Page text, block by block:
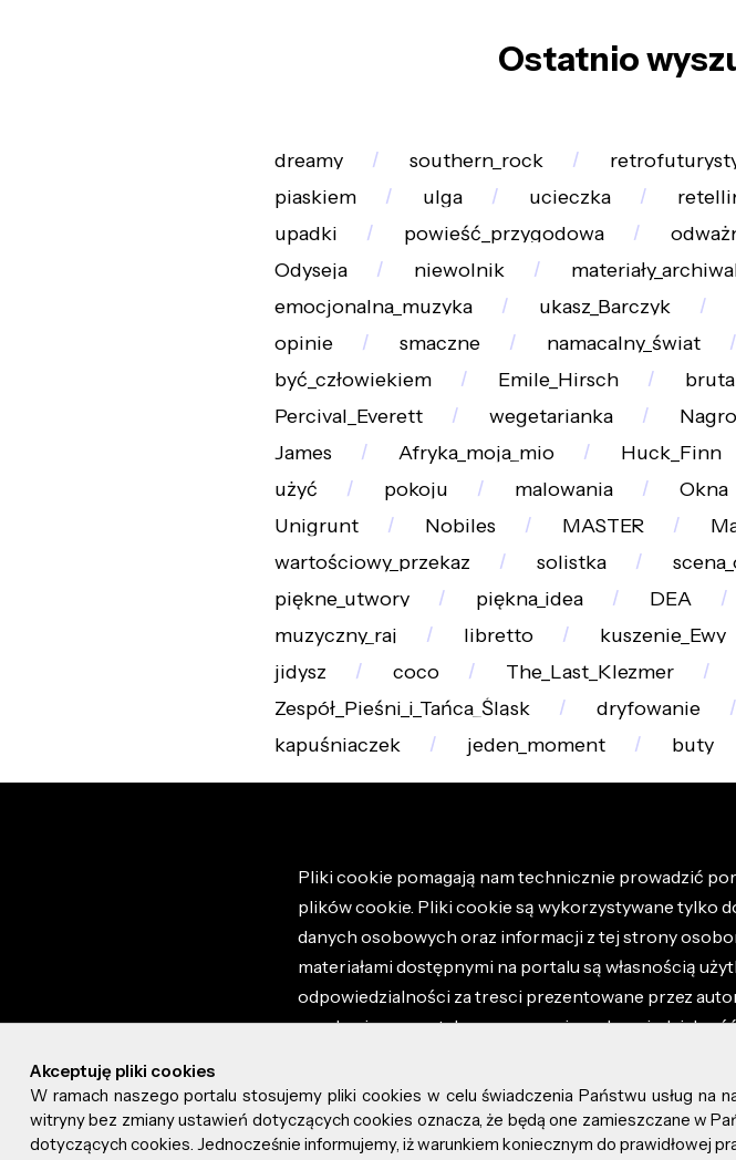
Ostatnio
dreamy southern_rock
piaskiem
ulga ucieczka
upadki
powieść_przygodowa
Odyseja
niewolnik
emocjonalna_muzyka
ukasz_Barczyk
opinie
smaczne namacalny_świat
być_człowiekiem
Emile_Hirsch
Percival_Everett
wegetarianka
James
Afryka_moja_mio Huck_Finn
użyć
pokoju malowania Okna
Unigrunt
Nobiles MASTER
wartościowy_przekaz
solistka
piękne_utwory
piękna_idea DEA
muzyczny_raj
libretto kuszenie_Ewy
jidysz
coco The_Last_Klezmer
Zespół_Pieśni_i_Tańca_Śląsk
dryfowanie
kapuśniaczek
jeden_moment buty
Pliki cookie pomagają nam technicznie prowadzić
plików cookie. Pliki cookie są wykorzystywane tylko
danych osobowych oraz informacji z tej strony
materiałami dostępnymi na portalu są własnością
odpowiedzialności za tresci prezentowane przez
regulaminem portalu oraz ponosisz
© 2026 altao.pl. Wszystkie prawa zastrzeżone.
0.046
Akceptuję pliki cookies
W ramach naszego portalu stosujemy pliki cookies w celu świadczenia Państwu usług
witryny bez zmiany ustawień dotyczących cookies oznacza, że będą one zamieszczane w
dotyczących cookies. Jednocześnie informujemy, iż warunkiem koniecznym do prawidłowej